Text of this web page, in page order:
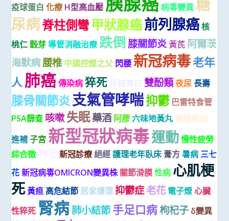
疫球蛋白 化療 H型高血壓 病毒變異 糖
尿病脊柱側彎 甲狀腺癌前列腺癌核
桃仁 穀芽 導管消融治療 跌倒膝關節炎黃芪 阿爾茨
海默病腰椎 中國控煙之父 閃腰 新冠病毒老年
人肺癌 傳染病 猝死 雙酚類夜尿 長壽
膝骨關節炎支氣管哮喘抑鬱 巴雷特食管
PSA篩查 咳嗽失眠藥酒 阿膠 六味地黃丸 傳播新冠
進補 子宮 新型冠狀病毒運動 慢性疲勞
綜合徵
新冠診療 絕經 護理老年臥床 膏方 暑病 三七
花 新冠病毒OMICRON變異株 關節滑膜 性病 心肌梗
死黃疸 高危結節 居家護理 抑鬱症老花 電子煙 心臟
性猝死 腎病肺小結節手足口病枸杞子 δ變異